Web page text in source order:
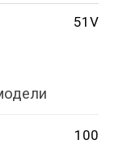
51V
100